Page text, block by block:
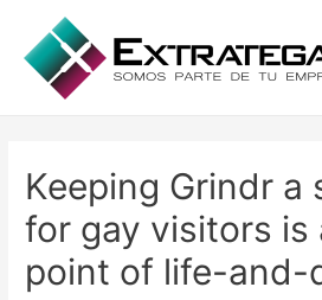
Keeping Grindr a
for gay visitors is
point of life-and-